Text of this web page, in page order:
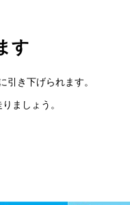
す
引き下げられます。
ましょう。